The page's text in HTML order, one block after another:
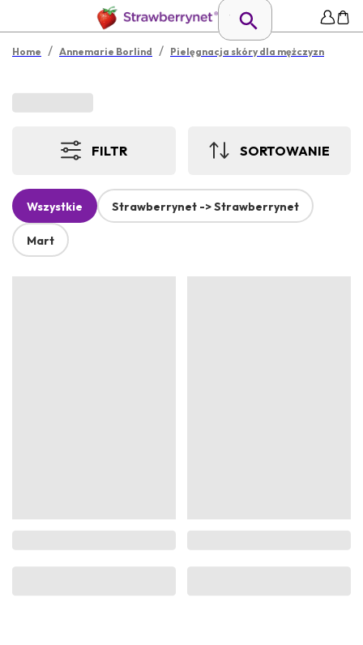
Home / Annemarie Borlind / Pielęgnacja skóry dla mężczyzn
FILTR SORTOWANIE
Wszystkie Strawberrynet -> Strawberrynet
Mart